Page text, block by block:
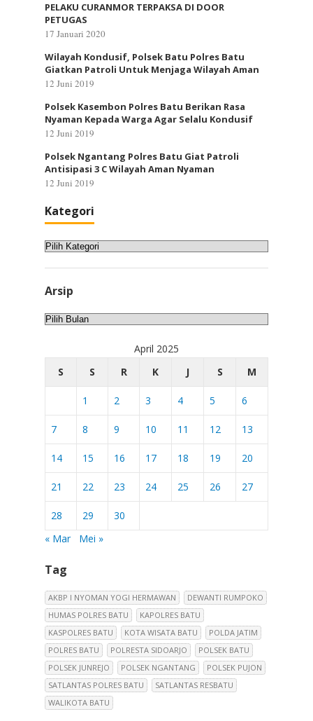
PELAKU CURANMOR TERPAKSA DI DOOR
PETUGAS
17 Januari 2020
Wilayah Kondusif, Polsek Batu Polres Batu
Giatkan Patroli Untuk Menjaga Wilayah Aman
12 Juni 2019
Polsek Kasembon Polres Batu Berikan Rasa
Nyaman Kepada Warga Agar Selalu Kondusif
12 Juni 2019
Polsek Ngantang Polres Batu Giat Patroli
Antisipasi 3 C Wilayah Aman Nyaman
12 Juni 2019
Kategori
Kategori
Arsip
Arsip
April 2025
S
S R K J S M
1 2 3 4 5 6
7 8 9 10 11 12 13
14 15 16 17 18 19 20
21 22 23 24 25 26 27
28 29
30
« Mar
Mei »
Tag
AKBP I NYOMAN YOGI HERMAWAN
DEWANTI RUMPOKO
HUMAS POLRES BATU
KAPOLRES BATU
KASPOLRES BATU
KOTA WISATA BATU
POLDA JATIM
POLRES BATU
POLRESTA SIDOARJO
POLSEK BATU
POLSEK JUNREJO
POLSEK NGANTANG
POLSEK PUJON
SATLANTAS POLRES BATU
SATLANTAS RESBATU
WALIKOTA BATU